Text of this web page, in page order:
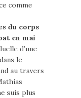
comme
du corps
en mai
d’une
le
au travers
suis plus